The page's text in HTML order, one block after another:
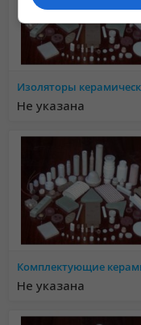
Не указана
Не указана